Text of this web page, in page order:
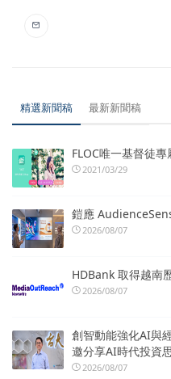
精選新聞稿 最新新聞稿
FLOC唯一基督徒
2021/03/29
鎧應
2026/08/07
HDBank 取得越南
2026/08/07
創智動能強化AI與
邀分享AI時代投資
2026/08/07